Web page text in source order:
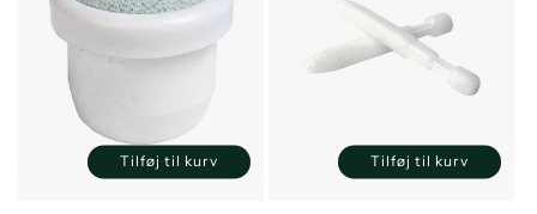
ReducerØg
Tilføj til kurv
ReducerØg
Tilføj til kurv